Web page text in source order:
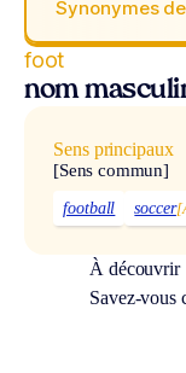
Synonymes de
foot
nom
Sens principaux
[Sens commun]
football soccer
À découvrir
Savez-vous